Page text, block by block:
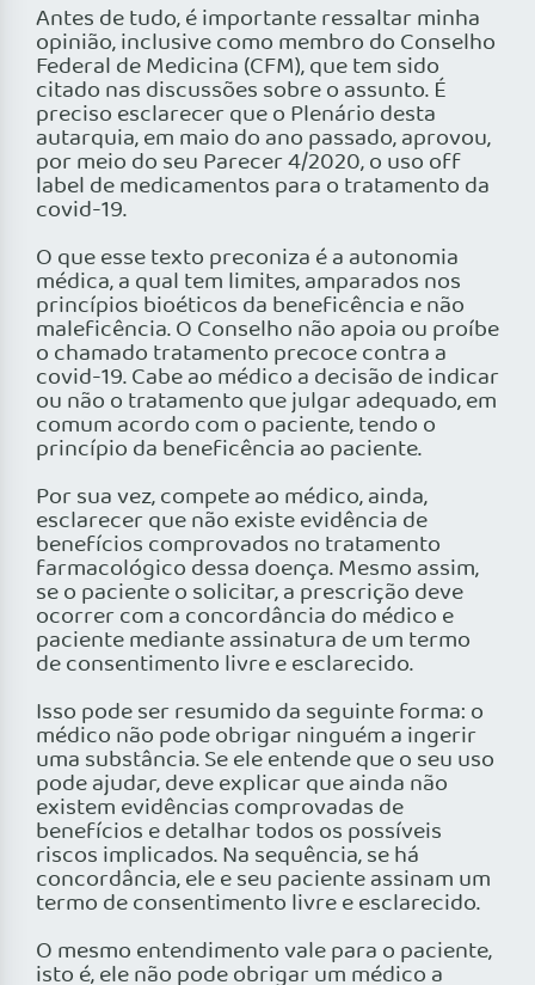
Antes de tudo, é importante ressaltar minha
opinião, inclusive como membro do Conselho
Federal de Medicina (CFM), que tem sido
citado nas discussões sobre o assunto. É
preciso esclarecer que o Plenário desta
autarquia, em maio do ano passado, aprovou,
por meio do seu Parecer 4/2020, o uso off
label de medicamentos para o tratamento da
covid-19.
O que esse texto preconiza é a autonomia
médica, a qual tem limites, amparados nos
princípios bioéticos da beneficência e não
maleficência. O Conselho não apoia ou proíbe
o chamado tratamento precoce contra a
covid-19. Cabe ao médico a decisão de indicar
ou não o tratamento que julgar adequado, em
comum acordo com o paciente, tendo o
princípio da beneficência ao paciente.
Por sua vez, compete ao médico, ainda,
esclarecer que não existe evidência de
benefícios comprovados no tratamento
farmacológico dessa doença. Mesmo assim,
se o paciente o solicitar, a prescrição deve
ocorrer com a concordância do médico e
paciente mediante assinatura de um termo
de consentimento livre e esclarecido.
Isso pode ser resumido da seguinte forma: o
médico não pode obrigar ninguém a ingerir
uma substância. Se ele entende que o seu uso
pode ajudar, deve explicar que ainda não
existem evidências comprovadas de
benefícios e detalhar todos os possíveis
riscos implicados. Na sequência, se há
concordância, ele e seu paciente assinam um
termo de consentimento livre e esclarecido.
O mesmo entendimento vale para o paciente,
isto é, ele não pode obrigar um médico a